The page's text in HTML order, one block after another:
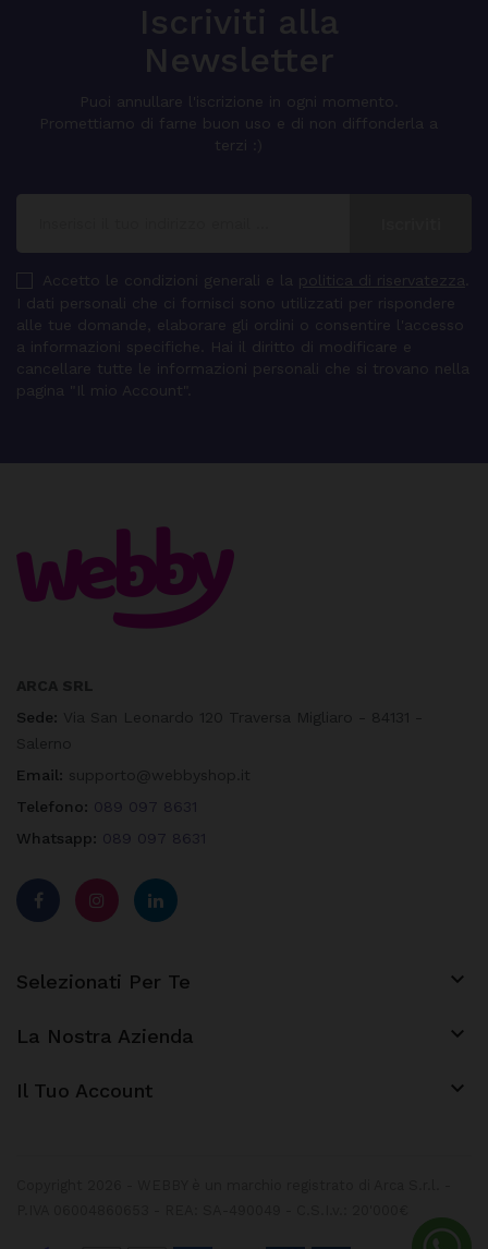
Iscriviti alla
Newsletter
Puoi annullare l'iscrizione in ogni momento.
Promettiamo di farne buon uso e di non diffonderla a
terzi :)
Accetto le condizioni generali e la politica di riservatezza
I dati personali che ci fornisci sono utilizzati per rispondere
alle tue domande, elaborare gli ordini o consentire l'accesso
a informazioni specifiche. Hai il diritto di modificare e
cancellare tutte le informazioni personali che si trovano nella
pagina "Il mio Account".
Sede:
Email:
Telefono: 089 097 8631
Whatsapp: 089 097 8631
Selezionati Per Te 
La Nostra Azienda 
Il Tuo Account keyboard_arrow_down